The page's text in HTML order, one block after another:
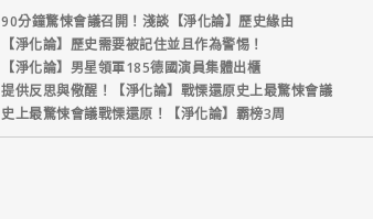
90分鐘驚悚會議召開！淺談【淨化論】歷史緣由
【淨化論】歷史需要被記住並且作為警惕！
【淨化論】男星領軍185德國演員集體出櫃
提供反思與儆醒！【淨化論】戰慄還原史上最驚悚會議
史上最驚悚會議戰慄還原！【淨化論】霸榜3周